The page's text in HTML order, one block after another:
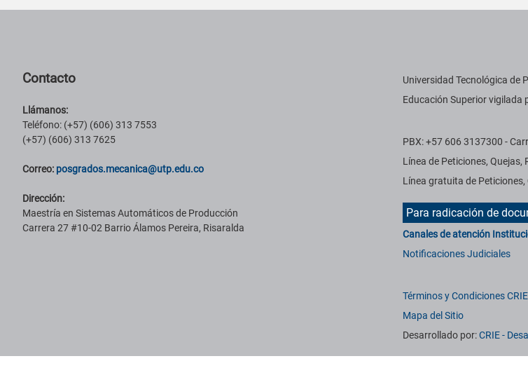
Contacto
Llámanos:
Teléfono: (+57) (606) 313 7553
(+57) (606) 313 7625
Correo: posgrados.mecanica@utp.edu.co
Dirección:
Maestría en Sistemas Automáticos de Producción
Carrera 27 #10-02 Barrio Álamos Pereira, Risaralda
Información
Universidad Tecnológica de
Educación Superior vigilada
PBX: +57 606 3137300 -
Línea de Peticiones,
Línea gratuita de
Para radicación de
Canales de atención
Notificaciones Judiciales
Términos y Condiciones CRIE
Mapa del Sitio
Desarrollado por:CRIE -